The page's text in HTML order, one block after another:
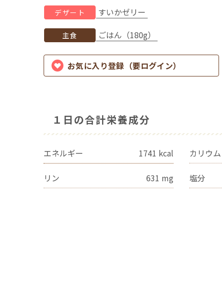
デザート すいかゼリー
主食 ごはん（180g）
お気に入り登録（要ログイン）
１日の合計栄養成分
エネルギー 1741 kcal カリウム
リン 631 mg 塩分